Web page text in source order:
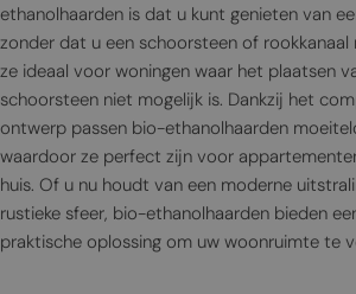
ethanolhaarden is dat u kunt genieten van
zonder dat u een schoorsteen of
ze ideaal voor woningen waar het plaatsen
schoorsteen niet mogelijk is. Dankzij het
ontwerp passen bio-ethanolhaarden
waardoor ze perfect zijn voor
huis. Of u nu houdt van een moderne
rustieke sfeer, bio-ethanolhaarden bieden
praktische oplossing om uw woonruimte te